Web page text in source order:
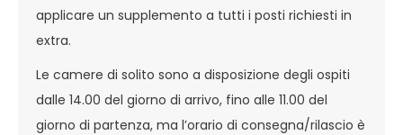
applicare un supplemento a tutti i posti richiesti in
extra.
Le camere di solito sono a disposizione degli ospiti
dalle 14.00 del giorno di arrivo, fino alle 11.00 del
giorno di partenza, ma l’orario di consegna/rilascio è